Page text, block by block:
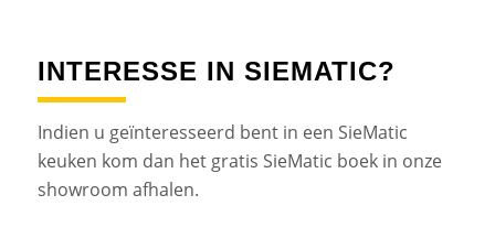
INTERESSE IN SIEMATIC?
Indien u geïnteresseerd bent in een SieMatic
keuken kom dan het gratis SieMatic boek in onze
showroom afhalen.